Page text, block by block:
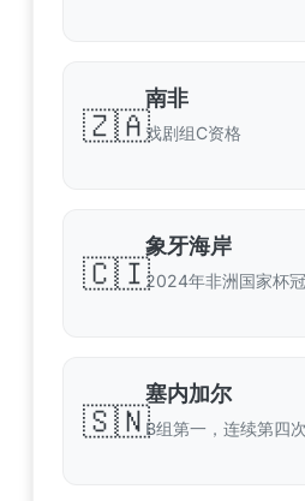
🇿🇦
南非
戏剧组C资格
🇨🇮
象牙海岸
2024年非洲国家杯
🇸🇳
塞内加尔
B组第一，连续第四